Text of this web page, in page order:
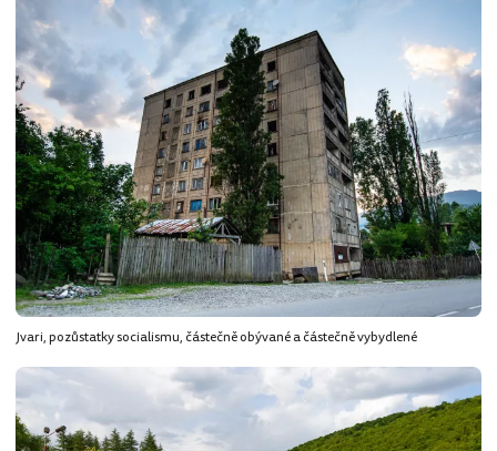
Jvari, pozůstatky socialismu, částečně obývané a částečně vybydlené